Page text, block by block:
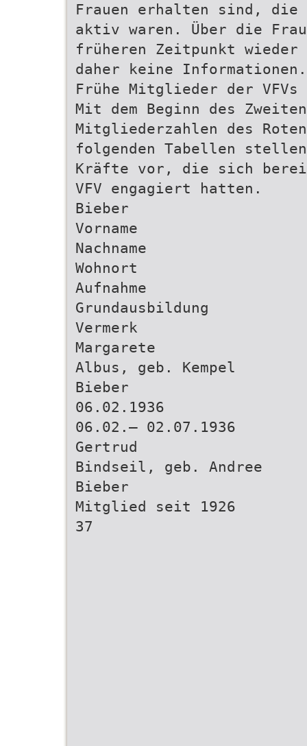
Frauen erhalten sind, die
aktiv waren. Über die
früheren Zeitpunkt
daher keine Informationen.
Frühe Mitglieder der VFVs
Mit dem Beginn des
Mitgliederzahlen des
folgenden Tabellen
Kräfte vor, die sich
VFV engagiert hatten.
Bieber
Vorname
Nachname
Wohnort
Aufnahme
Grundausbildung
Vermerk
Margarete
Albus, geb. Kempel
Bieber
06.02.1936
06.02.– 02.07.1936
Gertrud
Bindseil, geb. Andree
Bieber
Mitglied seit 1926
37